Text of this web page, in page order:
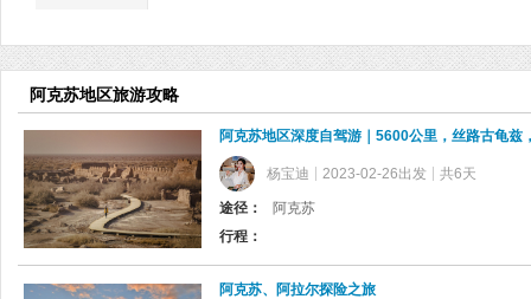
阿克苏地区旅游攻略
阿克苏地区深度自驾游｜5600公里，丝路古龟兹
杨宝迪 2023-02-26出发 共6天
途径：
阿克苏
行程：
阿克苏、阿拉尔探险之旅